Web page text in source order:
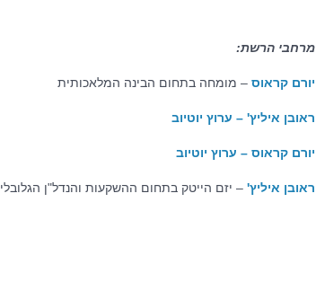
מרחבי הרשת:
יורם קראוס – מומחה בתחום הבינה המלאכותית
ראובן איליץ' – ערוץ יוטיוב
יורם קראוס – ערוץ יוטיוב
ראובן איליץ' – יזם הייטק בתחום ההשקעות והנדל"ן הגלובלי